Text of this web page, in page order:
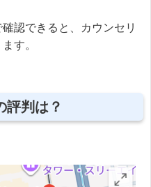
認できると、カウンセリ
す。
評判は？